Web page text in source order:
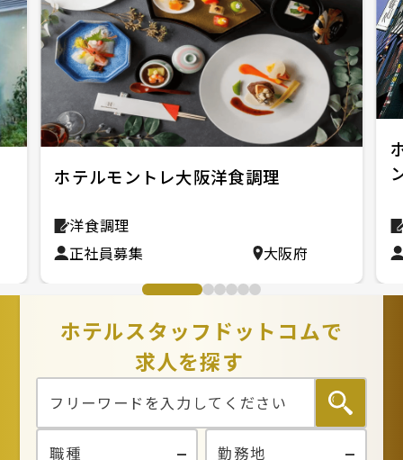
ホテルモントレ大阪洋食調理
洋食調理
正社員募集
大阪府
ホテルスタッフドットコムで
求人を探す